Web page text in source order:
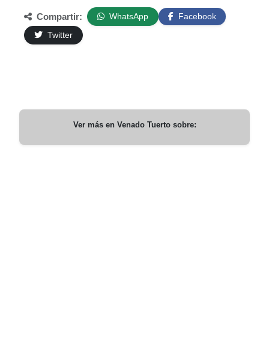
Compartir: WhatsApp
Facebook
Twitter
Ver más en Venado Tuertosobre: